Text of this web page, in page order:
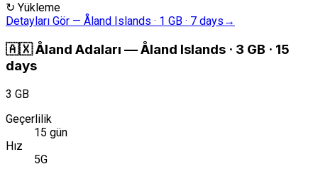
↻ Yükleme
Detayları Gör — Åland Islands · 1 GB · 7 days →
🇦🇽Åland Adaları —Åland Islands · 3 GB · 15
days
3 GB
Geçerlilik
15 gün
Hız
5G